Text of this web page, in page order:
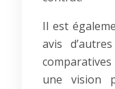
Il est
avis
une vision